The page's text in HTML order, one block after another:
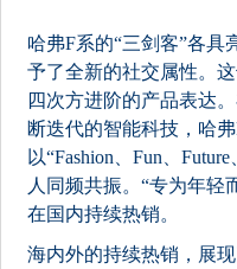
哈弗F系的“三剑客”各具
予了全新的社交属性。
四次方进阶的产品表达
断迭代的智能科技，哈
以“Fashion、Fun、
人同频共振。“专为年轻
在国内持续热销。
海内外的持续热销，展